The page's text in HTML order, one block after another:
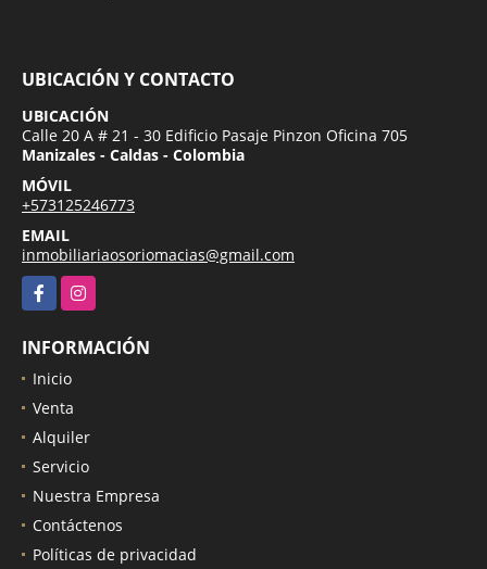
UBICACIÓN Y CONTACTO
UBICACIÓN
Calle 20 A # 21 - 30 Edificio Pasaje Pinzon Oficina 705
Manizales - Caldas - Colombia
MÓVIL
+573125246773
EMAIL
inmobiliariaosoriomacias@gmail.com
FacebookInstagram
INFORMACIÓN
Inicio
Venta
Alquiler
Servicio
Nuestra Empresa
Contáctenos
Políticas de privacidad